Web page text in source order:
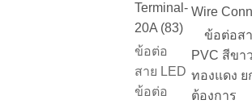
Terminal-
20A (83)
ข้อต่อ
สาย LED
ข้อต่อ
Wire
ข้อต่อสา
PVC สีขา
ทองแดง
ต้องการ